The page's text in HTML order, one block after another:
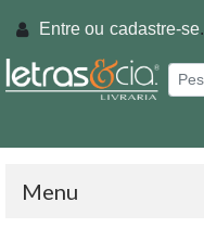
Entre ou cadastre-se.
Menu